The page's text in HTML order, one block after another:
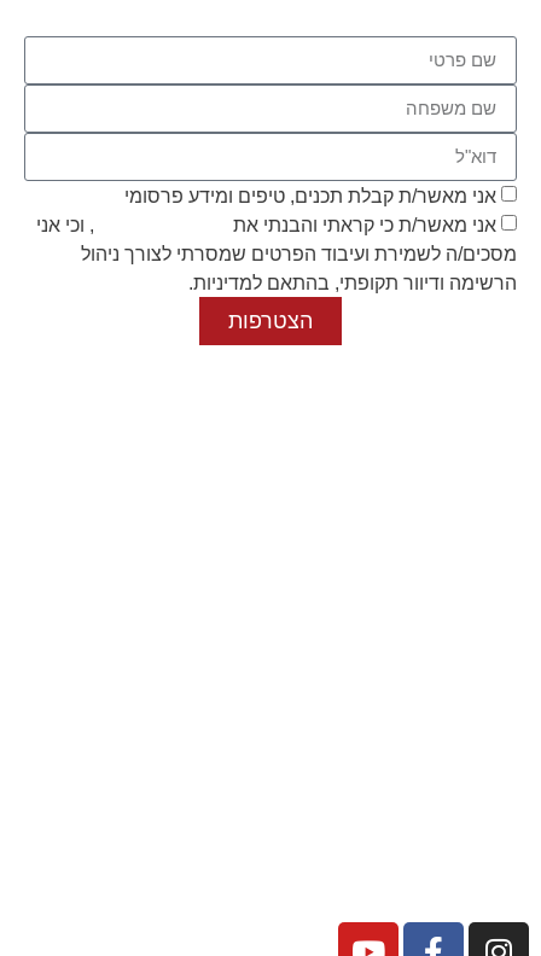
אני מאשר/ת קבלת תכנים, טיפים ומידע פרסומי
אני מאשר/ת כי קראתי והבנתי את
, וכי אני
מסכים/ה לשמירת ועיבוד הפרטים שמסרתי לצורך ניהול
הרשימה ודיוור תקופתי, בהתאם למדיניות.
הצטרפות